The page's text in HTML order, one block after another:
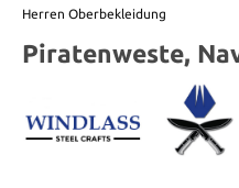
Herren Oberbekleidung
Piratenweste,